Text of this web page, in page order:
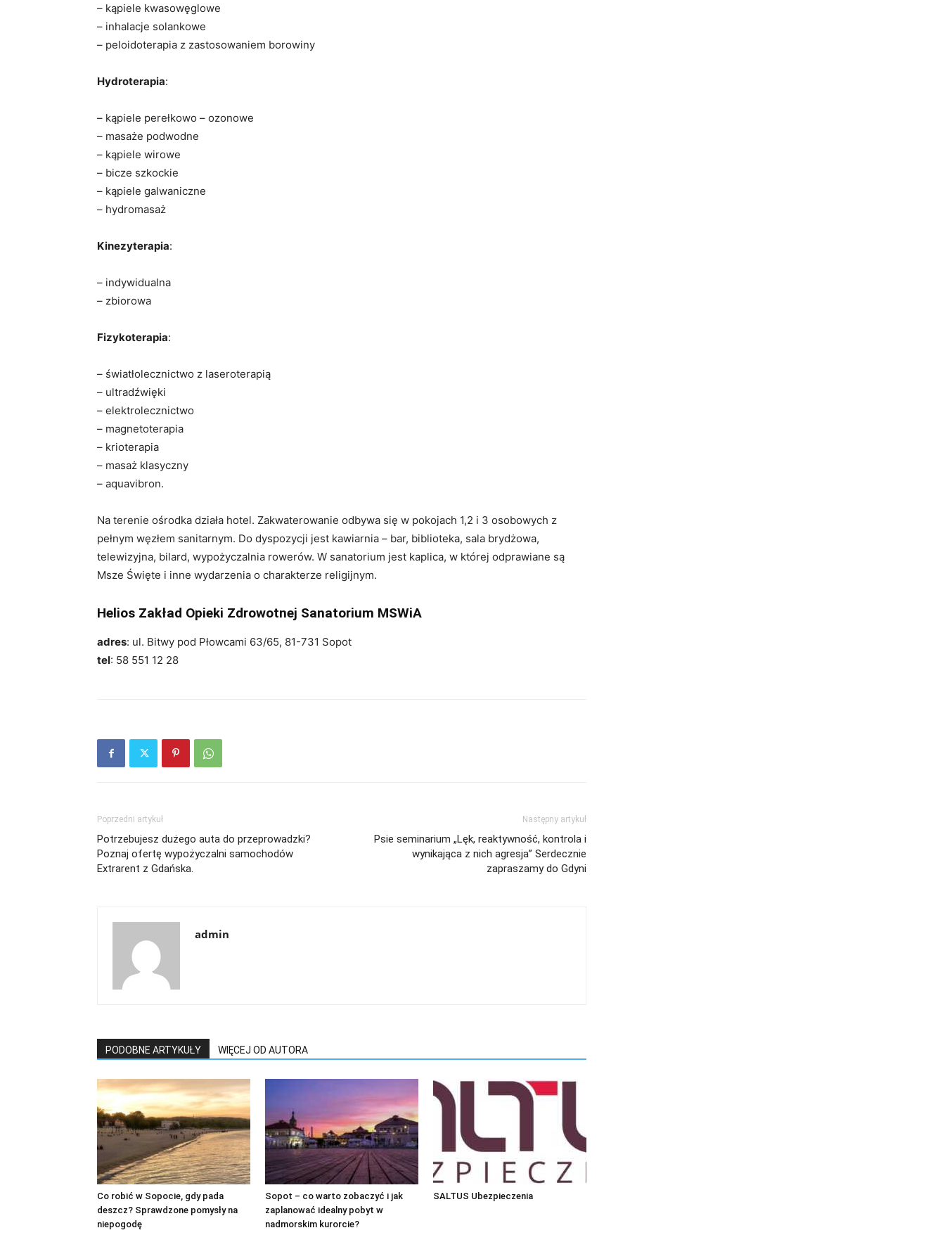
– kąpiele kwasowęglowe
– inhalacje solankowe
– peloidoterapia z zastosowaniem borowiny
Hydroterapia:
– kąpiele perełkowo – ozonowe
– masaże podwodne
– kąpiele wirowe
– bicze szkockie
– kąpiele galwaniczne
– hydromasaż
Kinezyterapia:
– indywidualna
– zbiorowa
Fizykoterapia:
– światłolecznictwo z laseroterapią
– ultradźwięki
– elektrolecznictwo
– magnetoterapia
– krioterapia
– masaż klasyczny
– aquavibron.
Na terenie ośrodka działa hotel. Zakwaterowanie odbywa się w pokojach 1,2 i 3 osobowych z
pełnym węzłem sanitarnym. Do dyspozycji jest kawiarnia – bar, biblioteka, sala brydżowa,
telewizyjna, bilard, wypożyczalnia rowerów. W sanatorium jest kaplica, w której odprawiane są
Msze Święte i inne wydarzenia o charakterze religijnym.
Helios Zakład Opieki Zdrowotnej Sanatorium MSWiA
adres: ul. Bitwy pod Płowcami 63/65, 81-731 Sopot
tel: 58 551 12 28
Poprzedni artykuł
Potrzebujesz dużego auta do przeprowadzki?
Poznaj ofertę wypożyczalni samochodów
Extrarent z Gdańska.
Następny artykuł
Psie seminarium „Lęk, reaktywność, kontrola i
wynikająca z nich agresja” Serdecznie
zapraszamy do Gdyni
admin
PODOBNE ARTYKUŁY WIĘCEJ OD AUTORA
Co robić w Sopocie, gdy pada
deszcz? Sprawdzone pomysły na
niepogodę
Sopot – co warto zobaczyć i jak
zaplanować idealny pobyt w
nadmorskim kurorcie?
SALTUS Ubezpieczenia